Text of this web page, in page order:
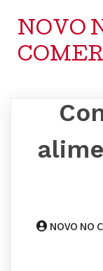
NOVO
NOVO NO